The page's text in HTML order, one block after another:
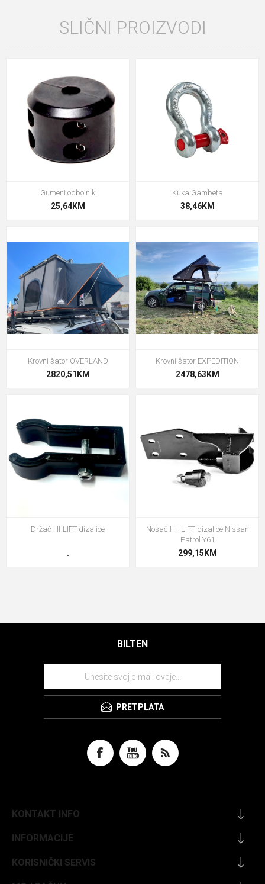
SLIČNI PROIZVODI
Gumeni odbojnik
25,64KM
Kuka Gambeta
38,46KM
Krovni šator OVERLAND
2820,51KM
Krovni šator EXPEDITION
2478,63KM
Držač HI-LIFT dizalice
.
Nosač HI -LIFT dizalice Nissan
Patrol Y61
299,15KM
BILTEN
PRETPLATA
KONTAKT INFO
INFORMACIJE
KORISNIČKI SERVIS